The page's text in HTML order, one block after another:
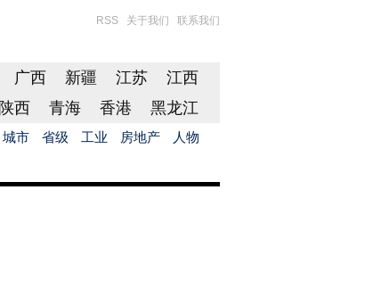
RSS 关于我们 联系我们
广西 新疆 江苏
江西
陕西 青海 香港 黑龙江
城市 省级 工业 房地产 人物